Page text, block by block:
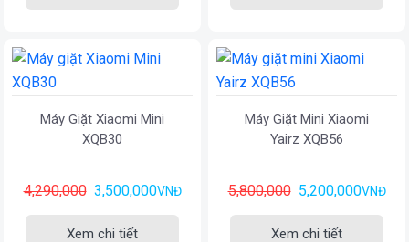
Máy Giặt Xiaomi Mini
XQB30
4,290,000 3,500,000VNĐ
Xem chi tiết
Máy Giặt Mini Xiaomi
Yairz XQB56
5,800,000 5,200,000VNĐ
Xem chi tiết